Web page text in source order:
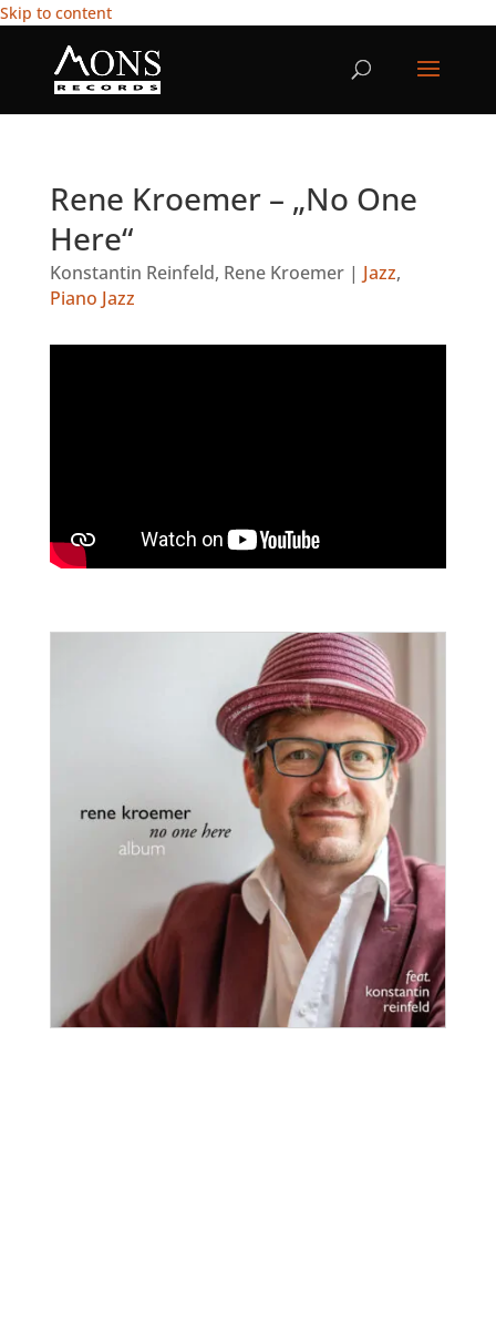
Skip to content
Rene Kroemer – „No One
Here“
Konstantin Reinfeld, Rene Kroemer | Jazz,
Piano Jazz